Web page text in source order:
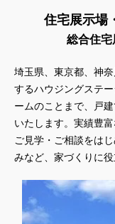
住宅展示場
総合住宅
埼玉県、東京都、神
するハウジングステ
ームのことまで、戸
いたします。実績豊
ご見学・ご相談をは
みなど、家づくりに役